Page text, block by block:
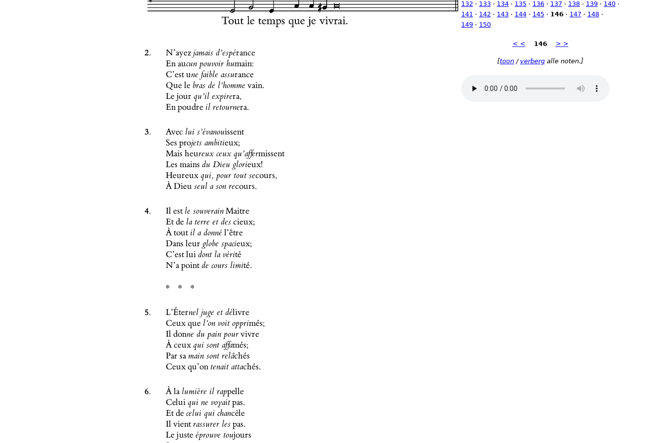
2. N’ayez jamais d’espérance
En aucun pouvoir humain:
C’est une faible assurance
Que le bras de l’homme vain.
Le jour qu’il expirera,
En poudre il retournera.
3. Avec lui s’évanouissent
Ses projets ambitieux;
Mais heureux ceux qu’affermissent
Les mains du Dieu glorieux!
Heureux qui, pour tout secours,
À Dieuseul a son recours.
4. Il est le souverain Maitre
Et de la terre et des cieux;
À tout il a donné l’être
Dans leur globe spacieux;
C’est lui dont la vérité
N’a point de cours limité.
5. L’Éternel juge et délivre
Ceux que l’on voit opprimés;
Il donne du pain pour vivre
À ceux qui sont affamés;
Par sa main sont relâchés
Ceux qu’on tenait attachés.
6. À la lumière il rappelle
Celui qui ne voyait pas.
Et decelui qui chancèle
Il vientrassurer les pas.
Le justeéprouve toujours
132 · 133 · 134 · 135 · 136 · 137 · 138 · 139 · 140 ·
141 · 142 · 143 · 144 · 145 · 146 · 147 · 148 ·
149 · 150
< < 146 > >
[toon / verberg alle noten.]